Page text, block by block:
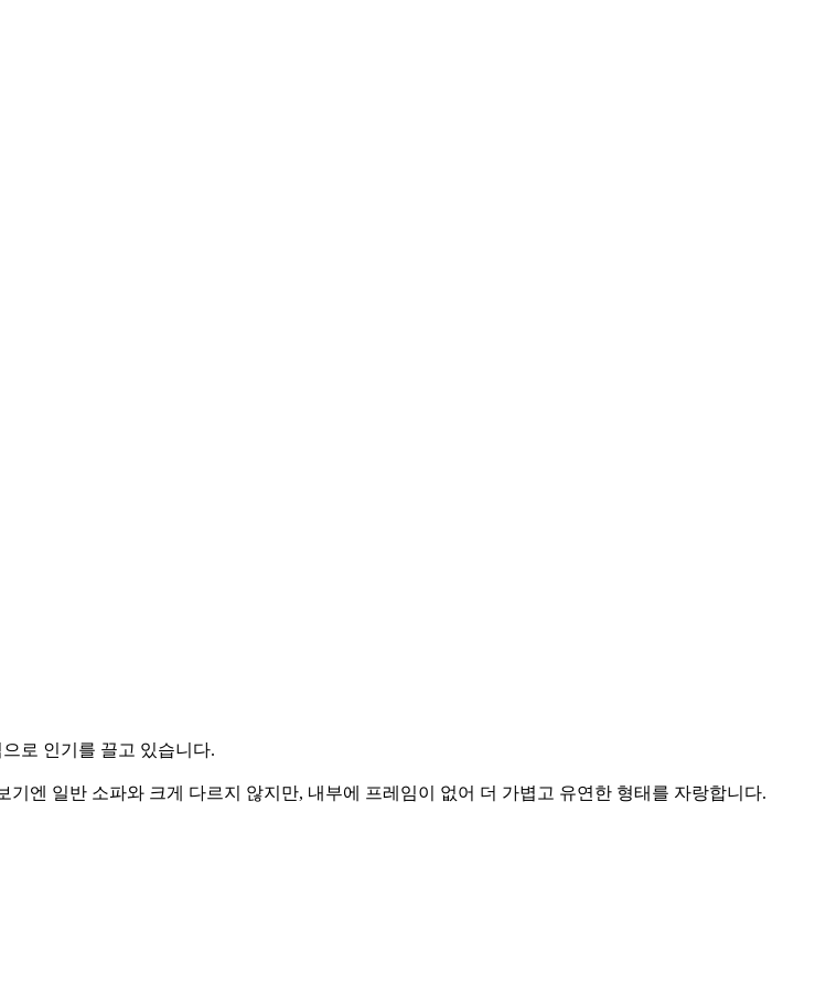
로 인기를 끌고 있습니다.
엔 일반 소파와 크게 다르지 않지만, 내부에 프레임이 없어 더 가볍고 유연한 형태를 자랑합니다.